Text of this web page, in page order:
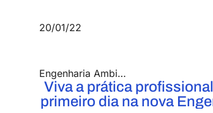
20/01/22
Engenharia Ambiental
Viva a prática
primeiro dia na nova